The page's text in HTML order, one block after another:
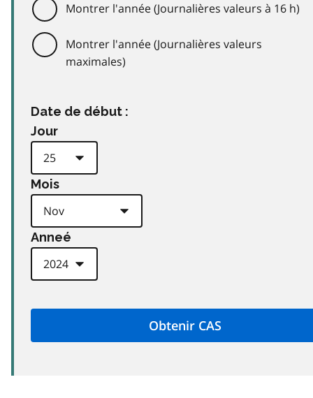
Montrer l'année (Journalières valeurs à 16 h)
Montrer l'année (Journalières valeurs
maximales)
Date de début :
Jour
Mois
Anneé